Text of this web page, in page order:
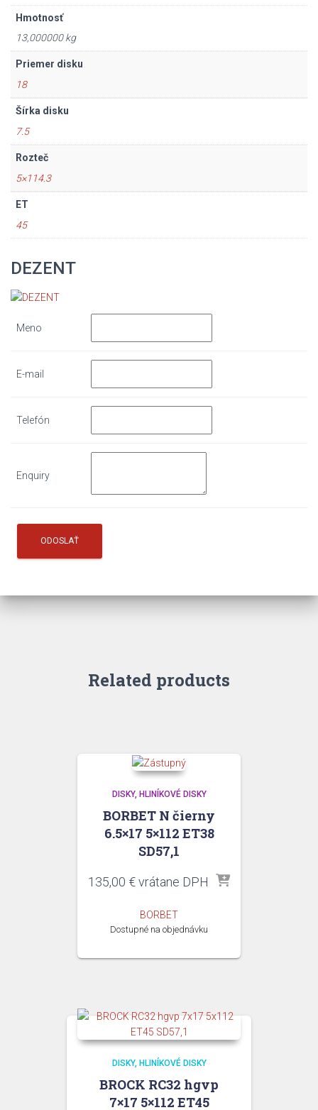
Hmotnosť
13,000000 kg
Priemer disku
18
Šírka disku
7.5
Rozteč
5×114.3
ET
45
DEZENT
Meno
E-mail
Telefón
Enquiry
Related products
DISKY HLINÍKOVÉ DISKY
BORBET N čierny
6.5×17 5×112 ET38
SD57,1
135,00 €vrátane DPH
BORBET
Dostupné na objednávku
DISKY HLINÍKOVÉ DISKY
BROCK RC32 hgvp
7×17 5×112 ET45